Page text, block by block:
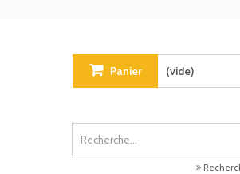
Panier (vide)